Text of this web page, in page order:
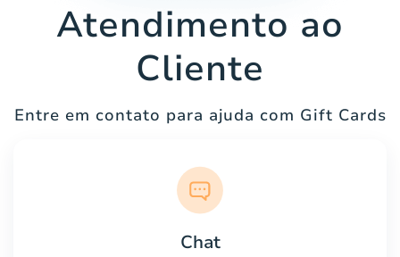
Atendimento ao
Cliente
Entre em contato para ajuda com Gift Cards
Chat